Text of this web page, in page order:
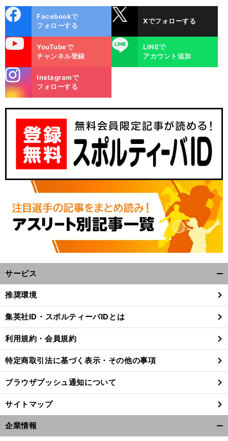
ok
Facebookで
フォローする
Xでフォローする
YouTubeで
チャンネル登録
LINE
LINEで
アカウント追加
m
Instagramで
フォローする
サービス
閉
る
推奨環境
集英社ID・スポルティーバIDとは
利用規約・会員規約
特定商取引法に基づく表示・その他の事項
ブラウザプッシュ通知について
サイトマップ
企業情報